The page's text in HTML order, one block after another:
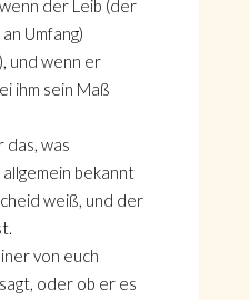
der Leib (der
Umfang)
und wenn er
ihm sein Maß
das, was
bekannt
weiß, und der
von euch
oder ob er es